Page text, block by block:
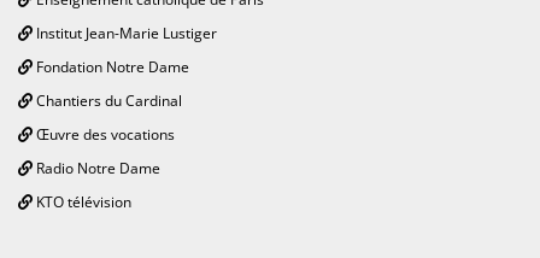
Institut Jean-Marie Lustiger
Fondation Notre Dame
Chantiers du Cardinal
Œuvre des vocations
Radio Notre Dame
KTO télévision